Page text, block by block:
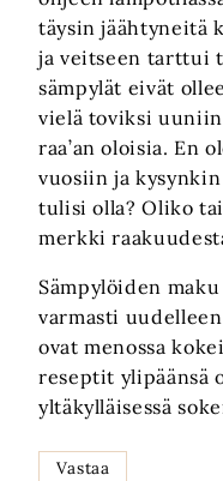
täysin jäähtyneitä
ja veitseen tarttui
sämpylät eivät
vielä toviksi
raa’an oloisia. En
vuosiin ja
tulisi olla? Oliko
merkki
Sämpylöiden
varmasti
ovat menossa
reseptit ylipäänsä
yltäkylläisessä
Vastaa